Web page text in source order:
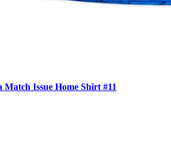
Match Issue Home Shirt #11